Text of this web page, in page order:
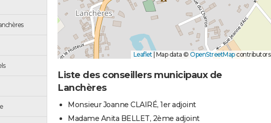
Leaflet Map data © OpenStreetMapcontributors
Liste des conseillers municipaux de
Lanchères
Monsieur Joanne CLAIRÉ, 1er adjoint
Madame Anita BELLET, 2ème adjoint